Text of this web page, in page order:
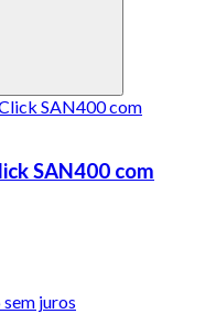
SAN400 com
juros